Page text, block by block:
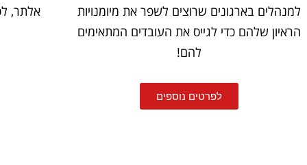
למנהלים בארגונים שרוצים לשפר את מיומנויות
הראיון שלהם כדי לגייס את העובדים המתאימים
להם!
לפרטים נוספים
אלתר,